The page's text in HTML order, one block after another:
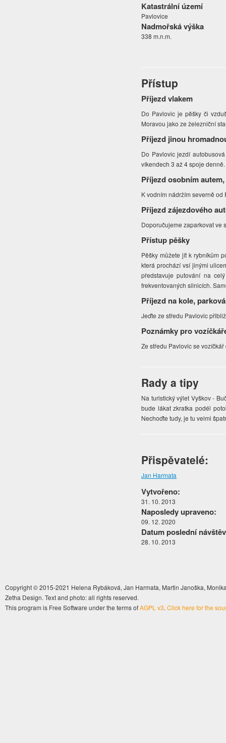
Katastrální území
Pavlovice
Nadmořská výška
338 m.n.m.
Přístup
Příjezd vlakem
Do Pavlovic je pěšky či
Moravou jako ze železniční
Příjezd jinou
Do Pavlovic jezdí
víkendech 3 až 4 spoje
Příjezd osobním
K vodním nádržím severně
Příjezd zájezdového
Doporučujeme zaparkovat ve
Přístup pěšky
Pěšky můžete jít k rybníkům
která prochází vsí jinými
představuje putování na
frekventovaných silnicích.
Příjezd na kole,
Jeďte ze středu Pavlovic
Poznámky pro
Ze středu Pavlovic se
Rady a tipy
Na turistický výlet Vyškov -
bude lákat zkratka podél
Nechoďte tudy, je tu velmi
Přispěvatelé:
Jan Harmata
Vytvořeno:
31. 10. 2013
Naposledy upraveno:
09. 12. 2020
Datum poslední
28. 10. 2013
Copyright © 2015-2021 Helena Rybáková, Jan Harmata, Martin Janoška,
Zetha Design. Text and photo: all rights reserved.
This program is Free Software under the terms ofAGPL v3. Click here for the